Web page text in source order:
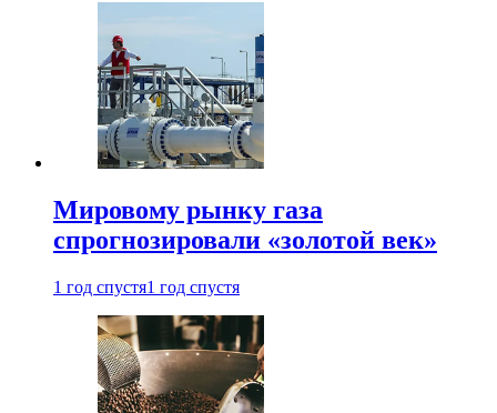
Мировому рынку газа
спрогнозировали «золотой век»
1 год спустя1 год спустя